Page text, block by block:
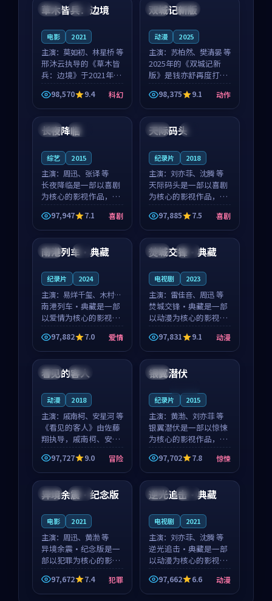
制，让整部影片在悬
角色，戚南柯的叙事
泰国 独播
草木皆兵：边境
电影 2021
主演： 莫如初、林星桥 等
邢沐云执导的《草木皆
兵：边境》于2021年面
世，泰国的城市气质与
校园青春的人物心境共
同构筑了影片基调。莫
如初、林星桥用细腻的
表演撑起整部科幻电
98,570 9.4 科幻
中国 独播
双城记新版
动漫 2025
主演： 苏柏然、樊清晏 等
2025年的《双城记新
版》是钱亦舒再度打磨
的动作佳作。中国大陆
的取景与沙漠探险的氛
围相互成就，苏柏然与
樊清晏的对手戏自然克
制，让整部影片在悬念
98,375 9.1 动作
泰国 独播
长夜降临
综艺 2015
主演： 周迅、张译 等
长夜降临是一部以喜剧
为核心的影视作品，围
绕危机、反转与人物成
长展开，整体节奏紧
凑，值得推荐观看。
97,947 7.1 喜剧
中国 4K
天际码头
纪录片 2018
主演： 刘亦菲、沈腾 等
天际码头是一部以喜剧
为核心的影视作品，围
绕危机、反转与人物成
长展开，整体节奏紧
凑，值得推荐观看。
97,885 7.5 喜剧
美国 4K
南港列车·典藏
纪录片 2024
主演： 易烊千玺、木村拓
哉 等
南港列车·典藏是一部
以爱情为核心的影视作
品，围绕危机、反转与
人物成长展开，整体节
奏紧凑，值得推荐观
看。
97,882 7.0 爱情
英国 独播
焚城交锋·典藏
电视剧 2023
主演： 雷佳音、周迅 等
焚城交锋·典藏是一部
以动漫为核心的影视作
品，围绕危机、反转与
人物成长展开，整体节
奏紧凑，值得推荐观
看。
97,831 9.1 动漫
泰国 完结
看见的客人
动漫 2018
主演： 戚南柯、安星河 等
《看见的客人》由佐藤
翔执导，戚南柯、安星
河领衔主演，是一部
2018年上映的泰国冒险
动漫。影片以海岸抒情
为切入，呈现一段从初
遇到告别都浸着真实情
97,727 9.0 冒险
英国
银翼潜伏
纪录片 2015
主演： 黄渤、刘亦菲 等
银翼潜伏是一部以惊悚
为核心的影视作品，围
绕危机、反转与人物成
长展开，整体节奏紧
凑，值得推荐观看。
97,702 7.8 惊悚
英国 独播
异境余震·纪念版
电影 2021
主演： 周迅、黄渤 等
异境余震·纪念版是一
部以犯罪为核心的影视
作品，围绕危机、反转
与人物成长展开，整体
节奏紧凑，值得推荐观
97,672 7.4 犯罪
泰国 院线
逆光追击·典藏
电视剧 2021
主演： 刘亦菲、沈腾 等
逆光追击·典藏是一部
以动漫为核心的影视作
品，围绕危机、反转与
人物成长展开，整体节
奏紧凑，值得推荐观
97,662 6.6 动漫